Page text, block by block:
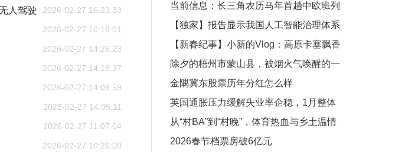
2026-02-27 16:23:33
人驾驶
2026-02-27 16:18:01
2026-02-27 14:26:23
2026-02-27 14:18:37
2026-02-27 14:09:59
2026-02-27 14:05:11
2026-02-27 11:07:04
2026-02-27 10:26:00
误，刘殿座扑球脱手，费利佩连摇头
当前信息：长三角农历马年首趟中欧班列
从浙江义乌开出
【独家】报告显示我国人工智能治理体系
建设加速演进
【新春纪事】小新的Vlog：高原卡塞飘香
年味浓 巧手增收暖新村|每日头条
除夕的梧州市蒙山县，被烟火气唤醒的一
天_微头条
金隅冀东股票历年分红怎么样
（2026/2/17）_焦点
英国通胀压力缓解失业率企稳，1月整体
通胀率预计降至3.1%核心通胀维持3.2%-
焦点观察
从“村BA”到“村晚”，体育热血与乡土温情
撞个满怀 动态
2026春节档票房破6亿元